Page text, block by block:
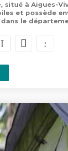
situé à Aigues-
et possède
le